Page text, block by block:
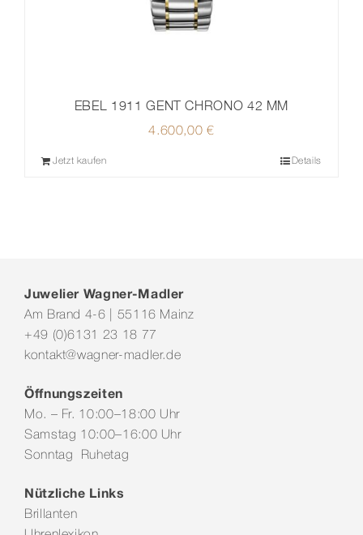
EBEL 1911 GENT CHRONO 42 MM
4.600,00€
Jetzt kaufen Details
Juwelier Wagner-Madler
Am Brand 4-6 | 55116 Mainz
+49 (0)6131 23 18 77
kontakt@wagner-madler.de
Öffnungszeiten
Mo. – Fr. 10:00–18:00 Uhr
Samstag 10:00–16:00 Uhr
Sonntag Ruhetag
Nützliche Links
Brillanten